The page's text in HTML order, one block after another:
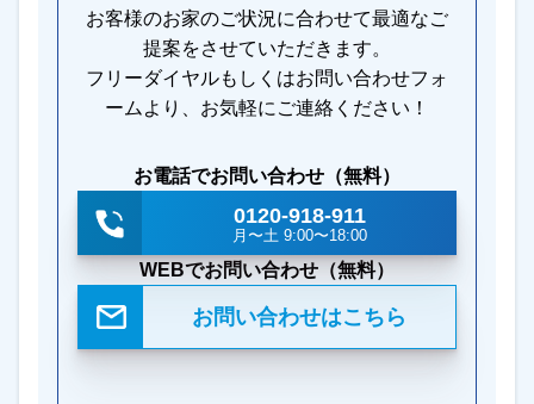
お客様のお家のご状況に合わせて最適なご
提案をさせていただきます。
フリーダイヤルもしくはお問い合わせフォ
ームより、お気軽にご連絡ください！
お電話でお問い合わせ（無料）
0120-918-911
月〜土 9:00〜18:00
WEBでお問い合わせ（無料）
お問い合わせはこちら